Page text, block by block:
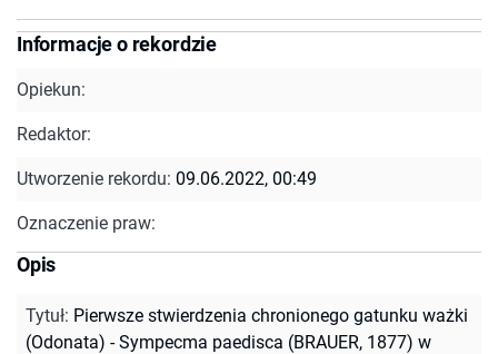
Informacje o rekordzie
Opiekun:
Redaktor:
Utworzenie rekordu: 09.06.2022, 00:49
Oznaczenie praw:
Opis
Tytuł: Pierwsze stwierdzenia chronionego gatunku ważki
(Odonata) - Sympecma paedisca (BRAUER, 1877) w